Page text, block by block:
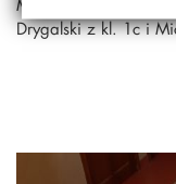
Mieleszkiewicz z kl.
Drygalski z kl. 1c i